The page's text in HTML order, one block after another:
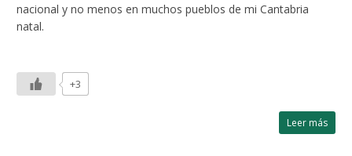
nacional y no menos en muchos pueblos de mi Cantabria
natal.
+3
Leer más